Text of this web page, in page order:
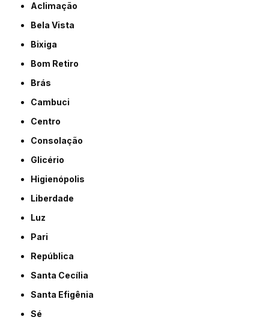
Aclimação
Bela Vista
Bixiga
Bom Retiro
Brás
Cambuci
Centro
Consolação
Glicério
Higienópolis
Liberdade
Luz
Pari
República
Santa Cecília
Santa Efigênia
Sé